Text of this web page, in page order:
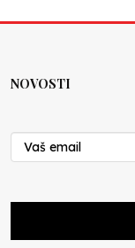
Nenad Veličković
29.10.2024
Cuke i djeca
NOVOSTI